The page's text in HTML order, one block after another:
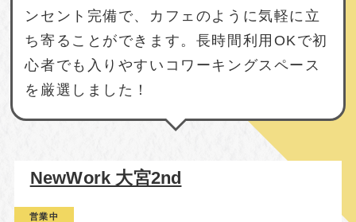
ンセント完備で、カフェのように気軽に立
ち寄ることができます。長時間利用OKで初
心者でも入りやすいコワーキングスペース
を厳選しました！
NewWork 大宮2nd
営業中